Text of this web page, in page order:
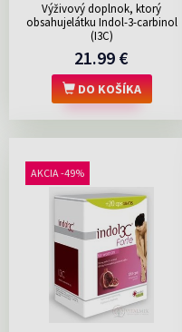
Výživový doplnok, ktorý
obsahujelátku Indol-3-carbinol
(I3C)
21.99 €
DO KOŠÍKA
AKCIA -49%